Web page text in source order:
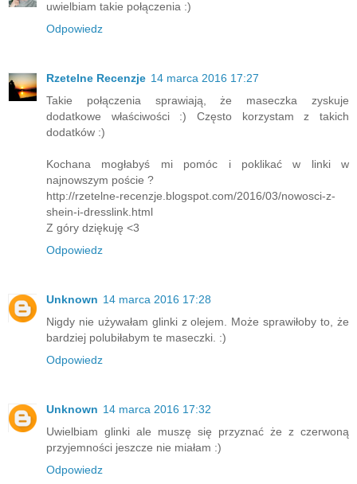
uwielbiam takie połączenia :)
Odpowiedz
Rzetelne Recenzje 14 marca 2016 17:27
Takie połączenia sprawiają, że maseczka zyskuje
dodatkowe właściwości :) Często korzystam z takich
dodatków :)
Kochana mogłabyś mi pomóc i poklikać w linki w
najnowszym poście ?
http://rzetelne-recenzje.blogspot.com/2016/03/nowosci-z-
shein-i-dresslink.html
Z góry dziękuję <3
Odpowiedz
Unknown 14 marca 2016 17:28
Nigdy nie używałam glinki z olejem. Może sprawiłoby to, że
bardziej polubiłabym te maseczki. :)
Odpowiedz
Unknown 14 marca 2016 17:32
Uwielbiam glinki ale muszę się przyznać że z czerwoną
przyjemności jeszcze nie miałam :)
Odpowiedz